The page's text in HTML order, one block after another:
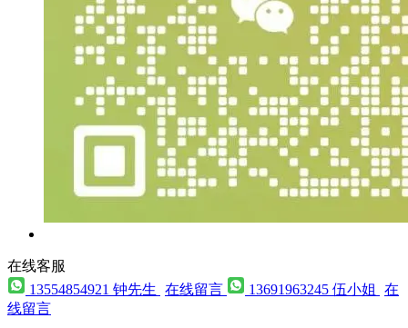
在线客服
13554854921 钟先生 在线留言 13691963245 伍小姐
在
线留言